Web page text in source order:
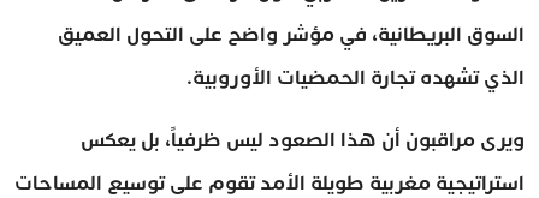
السوق البريطانية، في مؤشر واضح على التحول العميق
الذي تشهده تجارة الحمضيات الأوروبية.
ويرى مراقبون أن هذا الصعود ليس ظرفياً، بل يعكس
استراتيجية مغربية طويلة الأمد تقوم على توسيع المساحات